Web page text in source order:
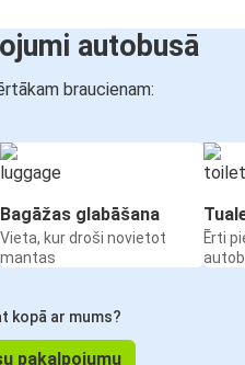
autobusā
braucienam:
Bagāžas glabāšana
Vieta, kur droši novietot
mantas
Ērti
kopā ar mums?
pakalpojumu